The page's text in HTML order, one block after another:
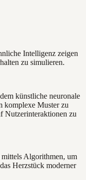
Intelligenz zeigen
zu simulieren.
künstliche neuronale
komplexe Muster zu
Nutzerinteraktionen zu
Algorithmen, um
Herzstück moderner